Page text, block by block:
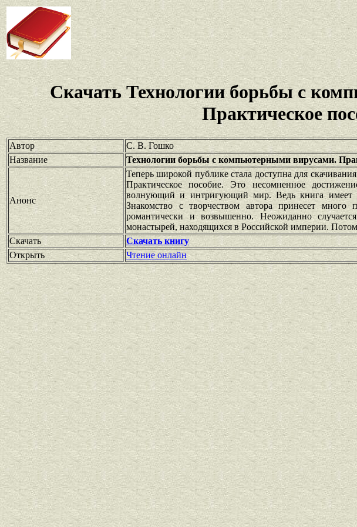
Скачать Технологии борьбы с
Практическое
Автор
С. В. Гошко
Название
Технологии борьбы с компьютерными вирусами.
Анонс
Теперь широкой публике стала доступна для
Практическое пособие. Это несомненное
волнующий и интригующий мир. Ведь книга имеет
Знакомство с творчеством автора принесет
романтически и возвышенно. Неожиданно
монастырей, находящихся в Российской империи.
Скачать
Скачать книгу
Открыть
Чтение онлайн